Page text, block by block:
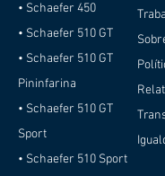
• Schaefer 450
• Schaefer 510 GT
• Schaefer 510 GT
Pininfarina
• Schaefer 510 GT
Sport
• Schaefer 510 Sport